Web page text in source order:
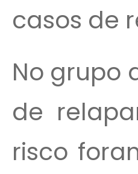
casos de
No grupo
de
risco